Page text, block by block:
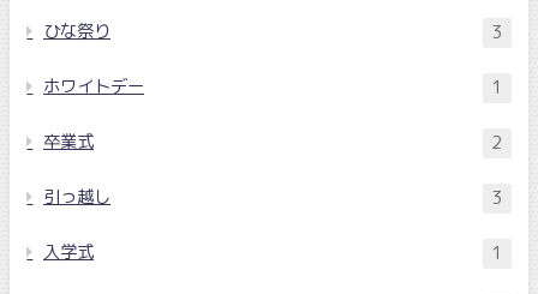
ひな祭り 3
ホワイトデー 1
卒業式 2
引っ越し 3
入学式 1